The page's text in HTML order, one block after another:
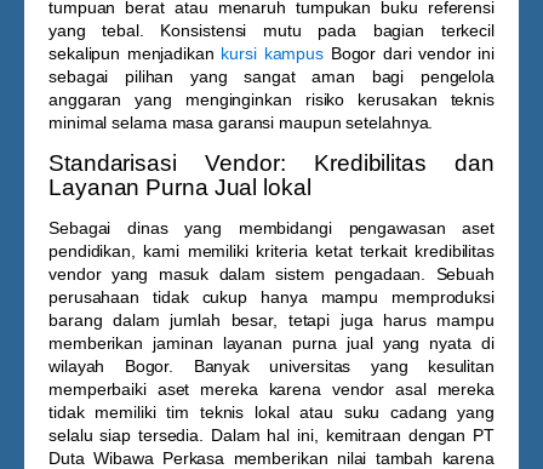
tumpuan berat atau menaruh tumpukan buku referensi
yang tebal. Konsistensi mutu pada bagian terkecil
sekalipun menjadikan kursi kampus Bogor dari vendor ini
sebagai pilihan yang sangat aman bagi pengelola
anggaran yang menginginkan risiko kerusakan teknis
minimal selama masa garansi maupun setelahnya.
Standarisasi Vendor: Kredibilitas dan
Layanan Purna Jual lokal
Sebagai dinas yang membidangi pengawasan aset
pendidikan, kami memiliki kriteria ketat terkait kredibilitas
vendor yang masuk dalam sistem pengadaan. Sebuah
perusahaan tidak cukup hanya mampu memproduksi
barang dalam jumlah besar, tetapi juga harus mampu
memberikan jaminan layanan purna jual yang nyata di
wilayah Bogor. Banyak universitas yang kesulitan
memperbaiki aset mereka karena vendor asal mereka
tidak memiliki tim teknis lokal atau suku cadang yang
selalu siap tersedia. Dalam hal ini, kemitraan dengan PT
Duta Wibawa Perkasa memberikan nilai tambah karena